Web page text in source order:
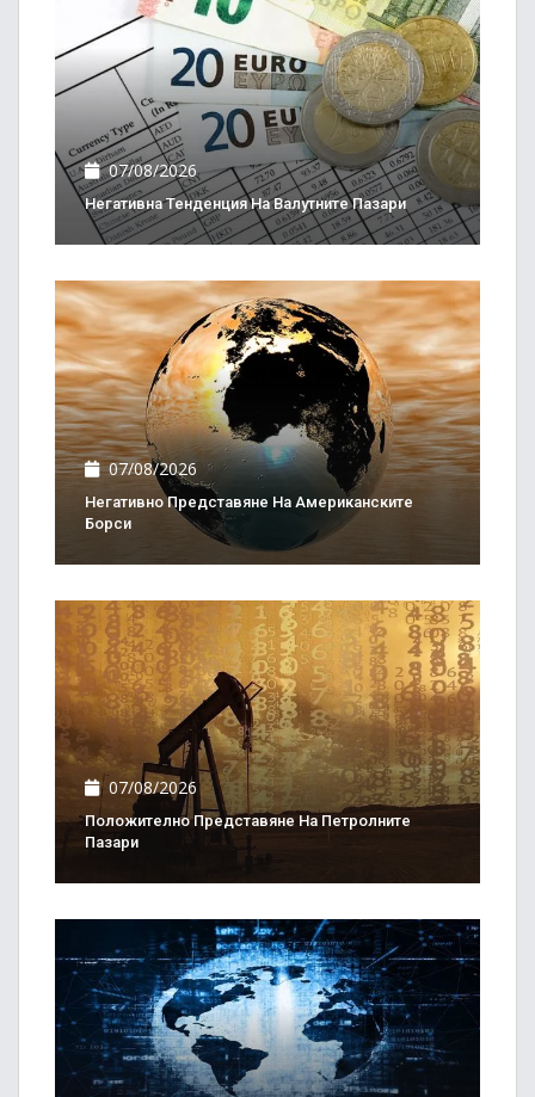
07/08/2026
Негативна Тенденция На Валутните Пазари
07/08/2026
Негативно Представяне На Американските
Борси
07/08/2026
Положително Представяне На Петролните
Пазари